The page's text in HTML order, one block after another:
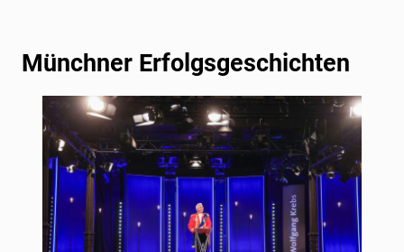
Münchner Erfolgsgeschichten